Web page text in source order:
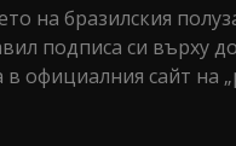
на бразилския
подписа си
официалния сайт на